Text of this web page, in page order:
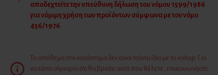
αποδεχτείτε την υπεύθυνη δήλωση του νόμου 1599/1986
για νόμιμη χρήση των προϊόντων σύμφωνα με τον νόμο
456/1976
Το απόθεμα στο κατάστημα δεν είναι πάντα ίδιο με το eshop. Για
να είστε σίγουροι ότι θα βρείτε αυτό που θέλετε, επικοινωνήστε